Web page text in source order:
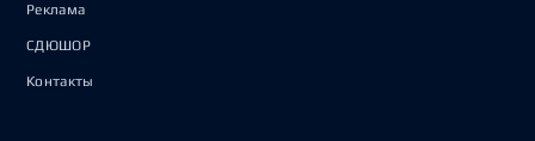
Реклама
СДЮШОР
Контакты